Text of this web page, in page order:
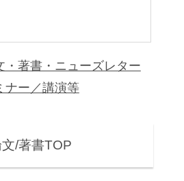
・著書・ニューズレター
ナー／講演等
/著書TOP